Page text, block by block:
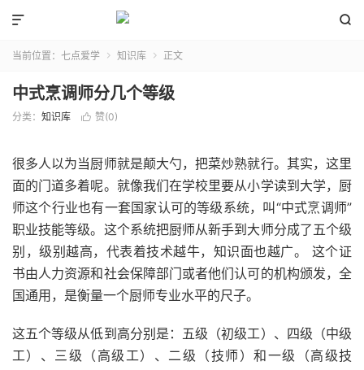


当前位置： 七点爱学  知识库  正文
中式烹调师分几个等级
分类： 知识库  赞(0)
很多人以为当厨师就是颠大勺，把菜炒熟就行。其实，这里
面的门道多着呢。就像我们在学校里要从小学读到大学，厨
师这个行业也有一套国家认可的等级系统，叫“中式烹调师”
职业技能等级。这个系统把厨师从新手到大师分成了五个级
别，级别越高，代表着技术越牛，知识面也越广。 这个证
书由人力资源和社会保障部门或者他们认可的机构颁发，全
国通用，是衡量一个厨师专业水平的尺子。
这五个等级从低到高分别是：五级（初级工）、四级（中级
工）、三级（高级工）、二级（技师）和一级（高级技